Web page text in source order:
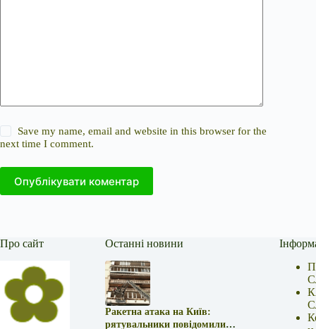
Save my name, email and website in this browser for the
next time I comment.
Опублікувати коментар
Про сайт Останні новини
Ракетна атака на Київ:
рятувальники повідомили